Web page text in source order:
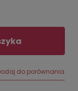
do porównania